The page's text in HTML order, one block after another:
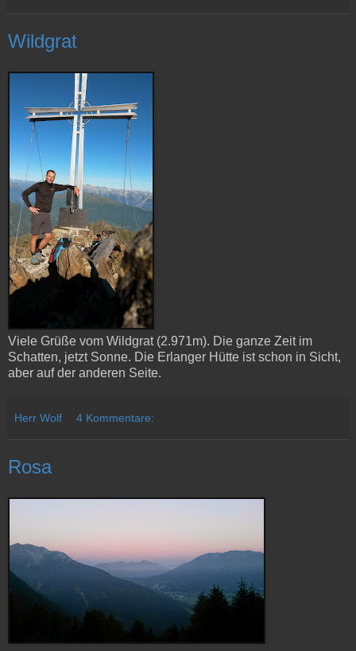
Wildgrat
Viele Grüße vom Wildgrat (2.971m). Die ganze Zeit im
Schatten, jetzt Sonne. Die Erlanger Hütte ist schon in Sicht,
aber auf der anderen Seite.
Herr Wolf 4 Kommentare:
Rosa